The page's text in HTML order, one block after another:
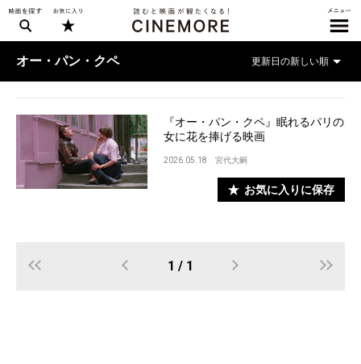
オー・パン・クペ
『オー・パン・クペ』眠れるパリの
女に花を捧げる映画
2026.05.18 宮代大嗣
お気に入りに保存
1 / 1